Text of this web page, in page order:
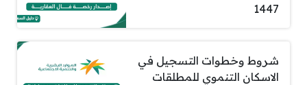
1447
شروط وخطوات التسجيل في
الاسكان التنموي للمطلقات